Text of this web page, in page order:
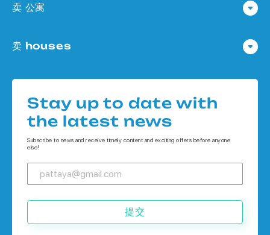
卖 公寓
公寓 在
公寓 在 普吉岛
卖 houses
Houses 在 象岛
Stay up to date with
the latest news
Subscribe to news and receive timely content and exciting offers before anyone
else!
提交